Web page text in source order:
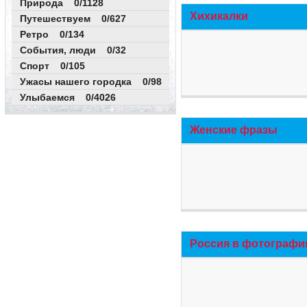
Природа 0/1128
Путешествуем 0/627
Ретро 0/134
События, люди 0/32
Спорт 0/105
Ужасы нашего городка 0/98
Улыбаемся 0/4026
Хихикалки
Женские фразы
Россия в